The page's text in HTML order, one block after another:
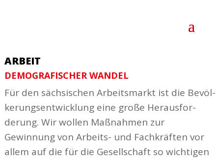
ARBEIT
DEMO­GRA­FI­SCHER WANDEL
Für den säch­si­schen Arbeits­markt ist die Bevöl­
ke­rungs­ent­wicklung eine große Heraus­for­
derung. Wir wollen Maßnahmen zur
Gewinnung von Arbeits- und Fach­kräften vor
allem auf die für die Gesell­schaft so wich­tigen